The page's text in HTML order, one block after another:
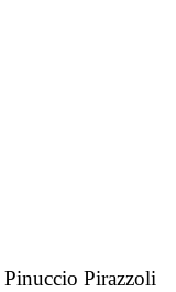
Pinuccio Pirazzoli